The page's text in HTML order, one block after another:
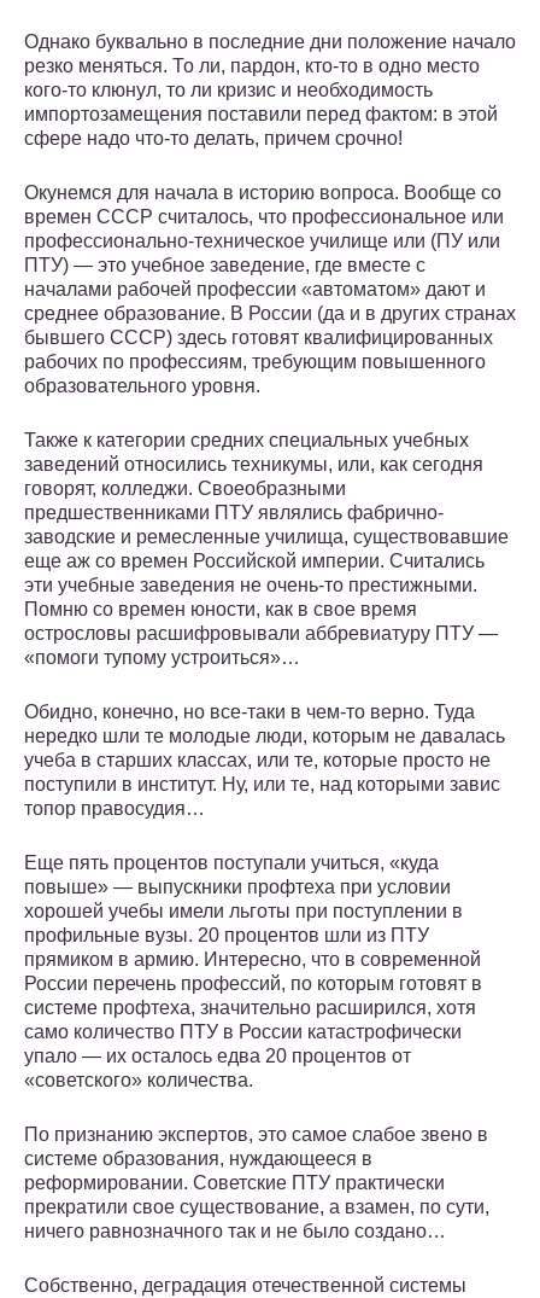
Однако буквально в последние дни положение начало
резко меняться. То ли, пардон, кто-то в одно место
кого-то клюнул, то ли кризис и необходимость
импортозамещения поставили перед фактом: в этой
сфере надо что-то делать, причем срочно!
Окунемся для начала в историю вопроса. Вообще со
времен СССР считалось, что профессиональное или
профессионально-техническое училище или (ПУ или
ПТУ) — это учебное заведение, где вместе с
началами рабочей профессии «автоматом» дают и
среднее образование. В России (да и в других странах
бывшего СССР) здесь готовят квалифицированных
рабочих по профессиям, требующим повышенного
образовательного уровня.
Также к категории средних специальных учебных
заведений относились техникумы, или, как сегодня
говорят, колледжи. Своеобразными
предшественниками ПТУ являлись фабрично-
заводские и ремесленные училища, существовавшие
еще аж со времен Российской империи. Считались
эти учебные заведения не очень-то престижными.
Помню со времен юности, как в свое время
острословы расшифровывали аббревиатуру ПТУ —
«помоги тупому устроиться»…
Обидно, конечно, но все-таки в чем-то верно. Туда
нередко шли те молодые люди, которым не давалась
учеба в старших классах, или те, которые просто не
поступили в институт. Ну, или те, над которыми завис
топор правосудия…
Еще пять процентов поступали учиться, «куда
повыше» — выпускники профтеха при условии
хорошей учебы имели льготы при поступлении в
профильные вузы. 20 процентов шли из ПТУ
прямиком в армию. Интересно, что в современной
России перечень профессий, по которым готовят в
системе профтеха, значительно расширился, хотя
само количество ПТУ в России катастрофически
упало — их осталось едва 20 процентов от
«советского» количества.
По признанию экспертов, это самое слабое звено в
системе образования, нуждающееся в
реформировании. Советские ПТУ практически
прекратили свое существование, а взамен, по сути,
ничего равнозначного так и не было создано…
Собственно, деградация отечественной системы